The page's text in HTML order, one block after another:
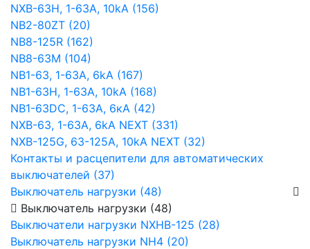
NXB-63H, 1-63A, 10kA (156)
NB2-80ZT (20)
NB8-125R (162)
NB8-63М (104)
NB1-63, 1-63А, 6kA (167)
NB1-63H, 1-63А, 10kA (168)
NB1-63DC, 1-63А, 6кА (42)
NXB-63, 1-63А, 6kA NEXT (331)
NXB-125G, 63-125А, 10kA NEXT (32)
Контакты и расцепители для автоматических
выключателей (37)
Выключатель нагрузки (48)
Выключатель нагрузки (48)
Выключатели нагрузки NXHB-125 (28)
Выключатель нагрузки NH4 (20)